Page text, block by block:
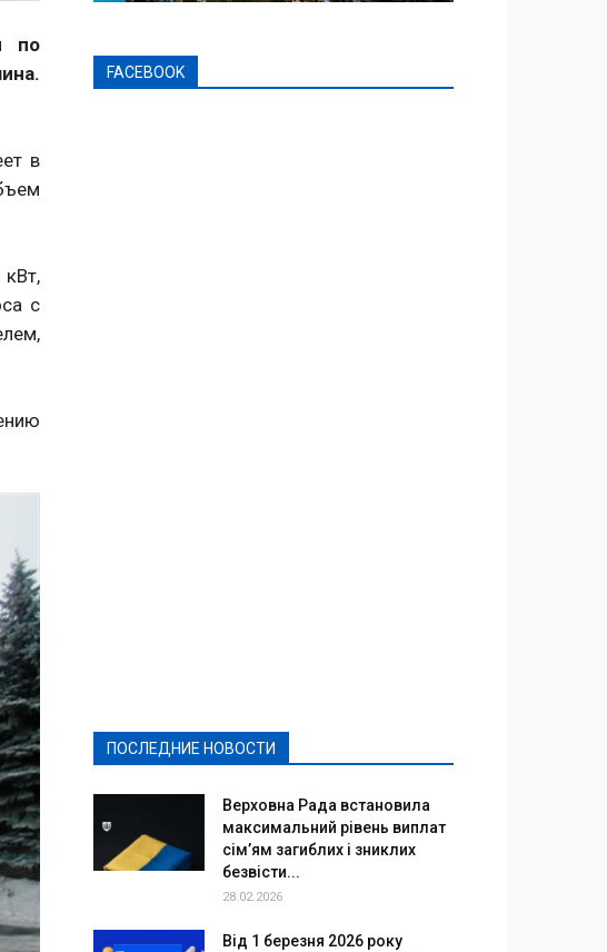
по
в
с
FACEBOOK
ПОСЛЕДНИЕ НОВОСТИ
Верховна Рада встановила
максимальний рівень виплат
сім’ям загиблих і зниклих
безвісти...
28.02.2026
Від 1 березня 2026 року